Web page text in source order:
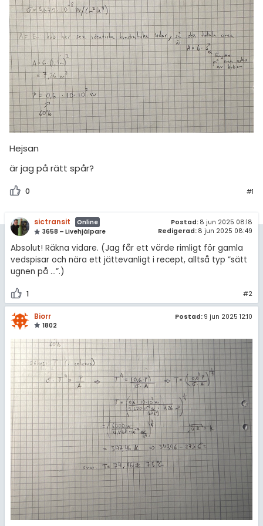
Hejsan
är jag på rätt spår?
0 #1
sictransit
Online
3658 – Livehjälpare
Postad: 8 jun 2025 08:18
Redigerad: 8 jun 2025 08:49
Absolut! Räkna vidare. (Jag får ett värde rimligt för gamla
vedspisar och nära ett jättevanligt i recept, alltså typ ”sätt
ugnen på …”.)
1 #2
Biorr
1802
Postad: 9 jun 2025 12:10
Topplistor
Regler
För lärare
11 inloggade
Om Pluggakuten
ämnen
diskussioner